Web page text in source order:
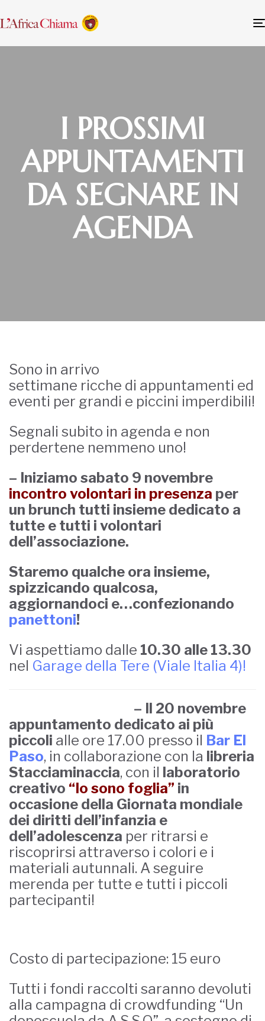
I PROSSIMI
APPUNTAMENTI
DA SEGNARE IN
AGENDA
Sono in arrivo
settimane ricche di appuntamenti ed
eventi per grandi e piccini imperdibili!
Segnali subito in agenda e non
perdertene nemmeno uno!
– Iniziamo sabato 9 novembre
incontro volontari in presenza per
un brunch tutti insieme dedicato a
tutte e tutti i volontari
dell’associazione.
Staremo qualche ora insieme,
spizzicando qualcosa,
aggiornandoci e…confezionando
panettoni!
Vi aspettiamo dalle 10.30 alle 13.30
nel Garage della Tere (Viale Italia 4)!
– Il 20 novembre
appuntamento dedicato ai più
piccoli alle ore 17.00 presso il Bar El
Paso, in collaborazione con la libreria
Stacciaminaccia, con il laboratorio
creativo “Io sono foglia” in
occasione della Giornata mondiale
dei diritti dell’infanzia e
dell’adolescenza per ritrarsi e
riscoprirsi attraverso i colori e i
materiali autunnali. A seguire
merenda per tutte e tutti i piccoli
partecipanti!
Costo di partecipazione: 15 euro
Tutti i fondi raccolti saranno devoluti
alla campagna di crowdfunding “Un